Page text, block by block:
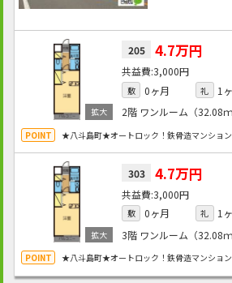
205 4.7万円
3,000円
敷 0ヶ月 礼
1
2階 ワンルーム（32.08
★八斗島町★オートロック！鉄骨造マンション
303 4.7万円
3,000円
敷 0ヶ月 礼
1
3階 ワンルーム（32.08
★八斗島町★オートロック！鉄骨造マンション